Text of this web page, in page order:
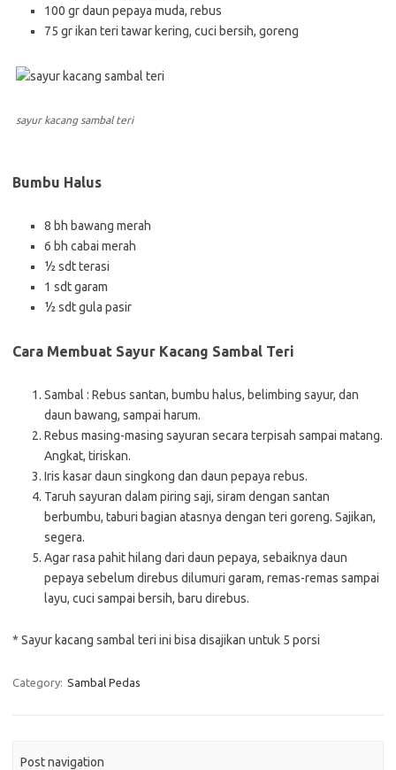
100 gr daun pepaya muda, rebus
75 gr ikan teri tawar kering, cuci bersih, goreng
sayur kacang sambal teri
Bumbu Halus
8 bh bawang merah
6 bh cabai merah
½ sdt terasi
1 sdt garam
½ sdt gula pasir
Cara Membuat Sayur Kacang Sambal Teri
Sambal : Rebus santan, bumbu halus, belimbing sayur, dan
daun bawang, sampai harum.
Rebus masing-masing sayuran secara terpisah sampai matang.
Angkat, tiriskan.
Iris kasar daun singkong dan daun pepaya rebus.
Taruh sayuran dalam piring saji, siram dengan santan
berbumbu, taburi bagian atasnya dengan teri goreng. Sajikan,
segera.
Agar rasa pahit hilang dari daun pepaya, sebaiknya daun
pepaya sebelum direbus dilumuri garam, remas-remas sampai
layu, cuci sampai bersih, baru direbus.
* Sayur kacang sambal teri ini bisa disajikan untuk 5 porsi
Category: Sambal Pedas
Post navigation